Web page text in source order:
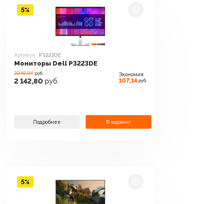
Артикул: P3223DE
Мониторы Dell P3223DE
2249.94 руб.
2 142,80 руб.
Экономия
107,14 руб.
Подробнее В корзину
5%
5%